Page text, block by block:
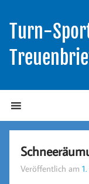
Turn-
Veröffentlich am